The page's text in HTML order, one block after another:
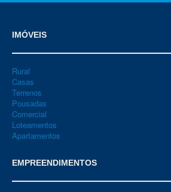
IMÓVEIS
Rural
Casas
Terrenos
Pousadas
Comercial
Loteamentos
Apartamentos
EMPREENDIMENTOS